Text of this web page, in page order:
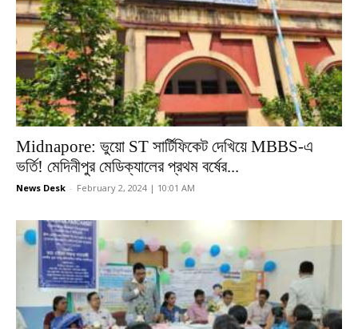
Midnapore: ভুয়ো ST সার্টিফিকেট দেখিয়ে MBBS-এ
ভর্তি! মেদিনীপুর মেডিক্যালের প্রথম বর্ষের...
News Desk - February 2, 2024 | 10:01 AM